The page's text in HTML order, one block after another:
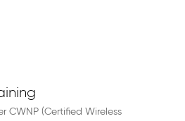
CWNP (Certified Wireless